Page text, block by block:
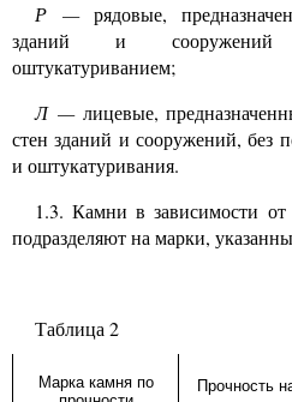
Р— рядовые,
зданий и
оштукатуриванием;
Л— лицевые,
стен зданий и сооружений, без
и оштукатуривания.
1.3. Камни в зависимости
подразделяют на марки,
Таблица2
Марка камня по
Прочность